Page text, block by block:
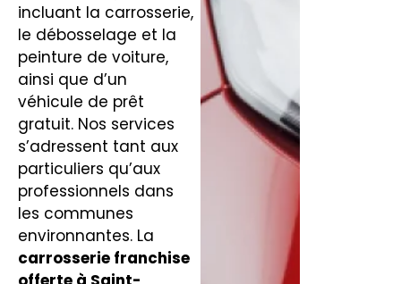
incluant la carrosserie,
le débosselage et la
peinture de voiture,
ainsi que d’un
véhicule de prêt
gratuit. Nos services
s’adressent tant aux
particuliers qu’aux
professionnels dans
les communes
environnantes. La
carrosserie franchise